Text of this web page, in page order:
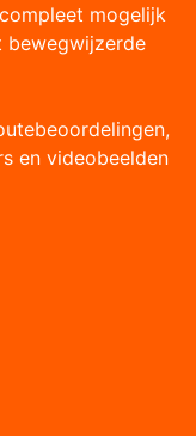
mogelijk
bewegwijzerde
en videobeelden